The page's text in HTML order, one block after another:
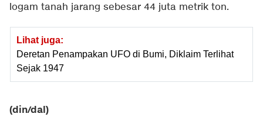
logam tanah jarang sebesar 44 juta metrik ton.
Lihat juga:
Deretan Penampakan UFO di Bumi, Diklaim Terlihat
Sejak 1947
(din/dal)